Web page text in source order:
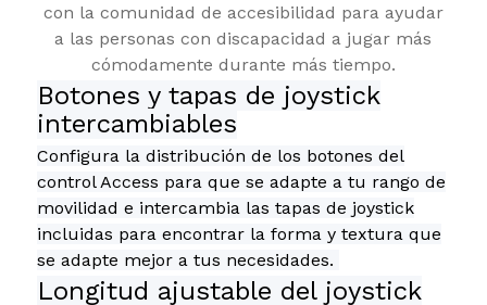
con la comunidad de accesibilidad para ayudar
a las personas con discapacidad a jugar más
cómodamente durante más tiempo.
Botones y tapas de joystick
intercambiables
Configura la distribución de los botones del
control Access para que se adapte a tu rango de
movilidad e intercambia las tapas de joystick
incluidas para encontrar la forma y textura que
se adapte mejor a tus necesidades.
Longitud ajustable del joystick